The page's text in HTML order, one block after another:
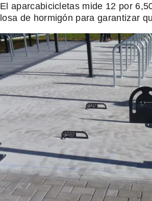
El aparcabicicletas mide 12 por
losa de hormigón para garantizar